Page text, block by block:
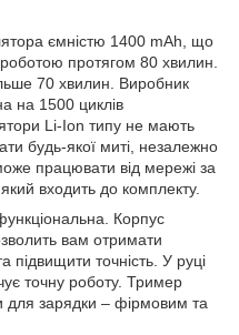
ємністю 1400 mAh, що
протягом 80 хвилин.
70 хвилин. Виробник
на 1500 циклів
Li-Ion типу не мають
будь-якої миті, незалежно
працювати від мережі за
входить до комплекту.
Корпус
вам отримати
точність. У руці
точну роботу. Тример
зарядки – фірмовим та